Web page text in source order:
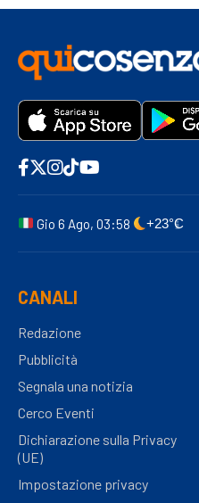
Gio 6 Ago, 03:58 +23°C
CANALI
Redazione
Pubblicità
Segnala una notizia
Cerco Eventi
Dichiarazione sulla Privacy
(UE)
Impostazione privacy